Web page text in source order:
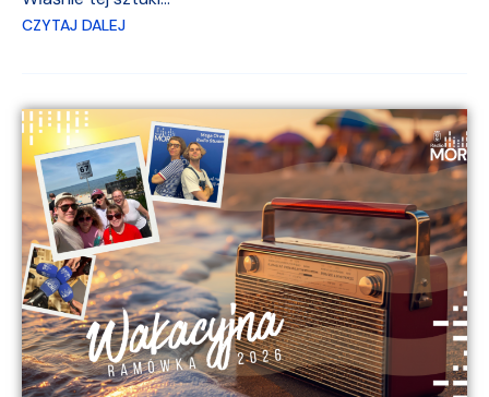
CZYTAJ DALEJ